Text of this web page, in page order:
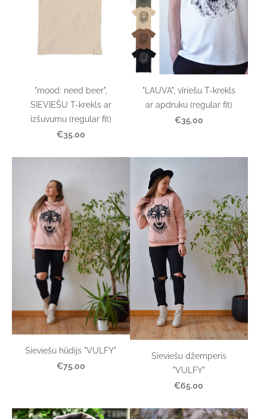
"mood: need beer",
SIEVIEŠU T-krekls ar
izšuvumu (regular fit)
€35.00
"LAUVA", vīriešu T-krekls
ar apdruku (regular fit)
€35.00
Sieviešu hūdijs "VULFY"
€75.00
Sieviešu džemperis
"VULFY"
€65.00